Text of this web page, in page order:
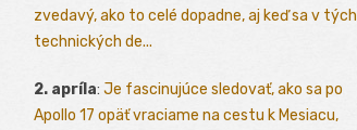
zvedavý, ako to celé dopadne, aj keď sa v tých
technických de...
2. apríla: Je fascinujúce sledovať, ako sa po
Apollo 17 opäť vraciame na cestu k Mesiacu,